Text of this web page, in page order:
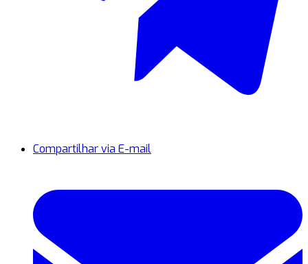
Compartilhar via E-mail